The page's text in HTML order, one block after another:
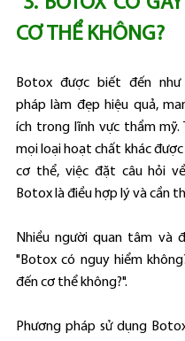
CƠ THỂ KHÔNG?
Botox được biết đến
pháp làm đẹp hiệu quả,
ích trong lĩnh vực thẩm mỹ.
mọi loại hoạt chất khác
cơ thể, việc đặt câu hỏi
Botox là điều hợp lý và cần
Nhiều người quan tâm và
"Botox có nguy hiểm
đến cơ thể không?".
Phương pháp sử dụng